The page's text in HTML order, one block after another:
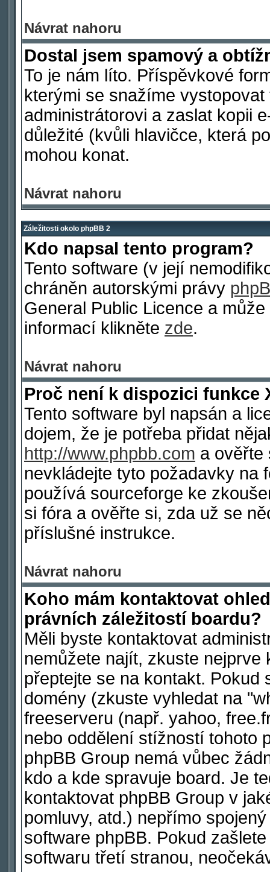
Návrat nahoru
Dostal jsem spamový a
To je nám líto. Příspěvkové
kterými se snažíme
administrátorovi a zaslat kopii
důležité (kvůli hlavičce, která
mohou konat.
Návrat nahoru
Záležitosti okolo phpBB 2
Kdo napsal tento program?
Tento software (v její
chráněn autorskými právy
General Public Licence a
informací klikněte zde.
Návrat nahoru
Proč není k dispozici funkce
Tento software byl napsán a
dojem, že je potřeba přidat
http://www.phpbb.com a ověřte
nevkládejte tyto požadavky na
používá sourceforge ke
si fóra a ověřte si, zda už se
příslušné instrukce.
Návrat nahoru
Koho mám kontaktovat
právních záležitostí boardu?
Měli byste kontaktovat
nemůžete najít, zkuste
přeptejte se na kontakt. Pokud
domény (zkuste vyhledat na
freeserveru (např. yahoo,
nebo oddělení stížností tohoto
phpBB Group nemá vůbec
kdo a kde spravuje board. Je
kontaktovat phpBB Group v
pomluvy, atd.) nepřímo
software phpBB. Pokud
softwaru třetí stranou,